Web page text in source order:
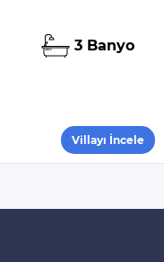
3 Banyo
Villayı İncele